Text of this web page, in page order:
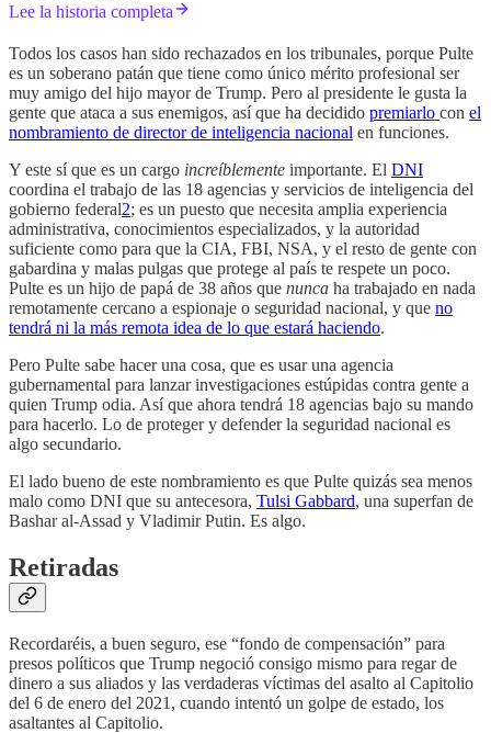
Lee la historia completa
Todos los casos han sido rechazados en los tribunales, porque Pulte
es un soberano patán que tiene como único mérito profesional ser
muy amigo del hijo mayor de Trump. Pero al presidente le gusta la
gente que ataca a sus enemigos, así que ha decidido premiarlo con el
nombramiento de director de inteligencia nacional en funciones.
Y este sí que es un cargo increíblemente importante. El DNI
coordina el trabajo de las 18 agencias y servicios de inteligencia del
gobierno federal2; es un puesto que necesita amplia experiencia
administrativa, conocimientos especializados, y la autoridad
suficiente como para que la CIA, FBI, NSA, y el resto de gente con
gabardina y malas pulgas que protege al país te respete un poco.
Pulte es un hijo de papá de 38 años que nunca ha trabajado en nada
remotamente cercano a espionaje o seguridad nacional, y que no
tendrá ni la más remota idea de lo que estará haciendo.
Pero Pulte sabe hacer una cosa, que es usar una agencia
gubernamental para lanzar investigaciones estúpidas contra gente a
quien Trump odia. Así que ahora tendrá 18 agencias bajo su mando
para hacerlo. Lo de proteger y defender la seguridad nacional es
algo secundario.
El lado bueno de este nombramiento es que Pulte quizás sea menos
malo como DNI que su antecesora, Tulsi Gabbard, una superfan de
Bashar al-Assad y Vladimir Putin. Es algo.
Retiradas
Recordaréis, a buen seguro, ese “fondo de compensación” para
presos políticos que Trump negoció consigo mismo para regar de
dinero a sus aliados y las verdaderas víctimas del asalto al Capitolio
del 6 de enero del 2021, cuando intentó un golpe de estado, los
asaltantes al Capitolio.